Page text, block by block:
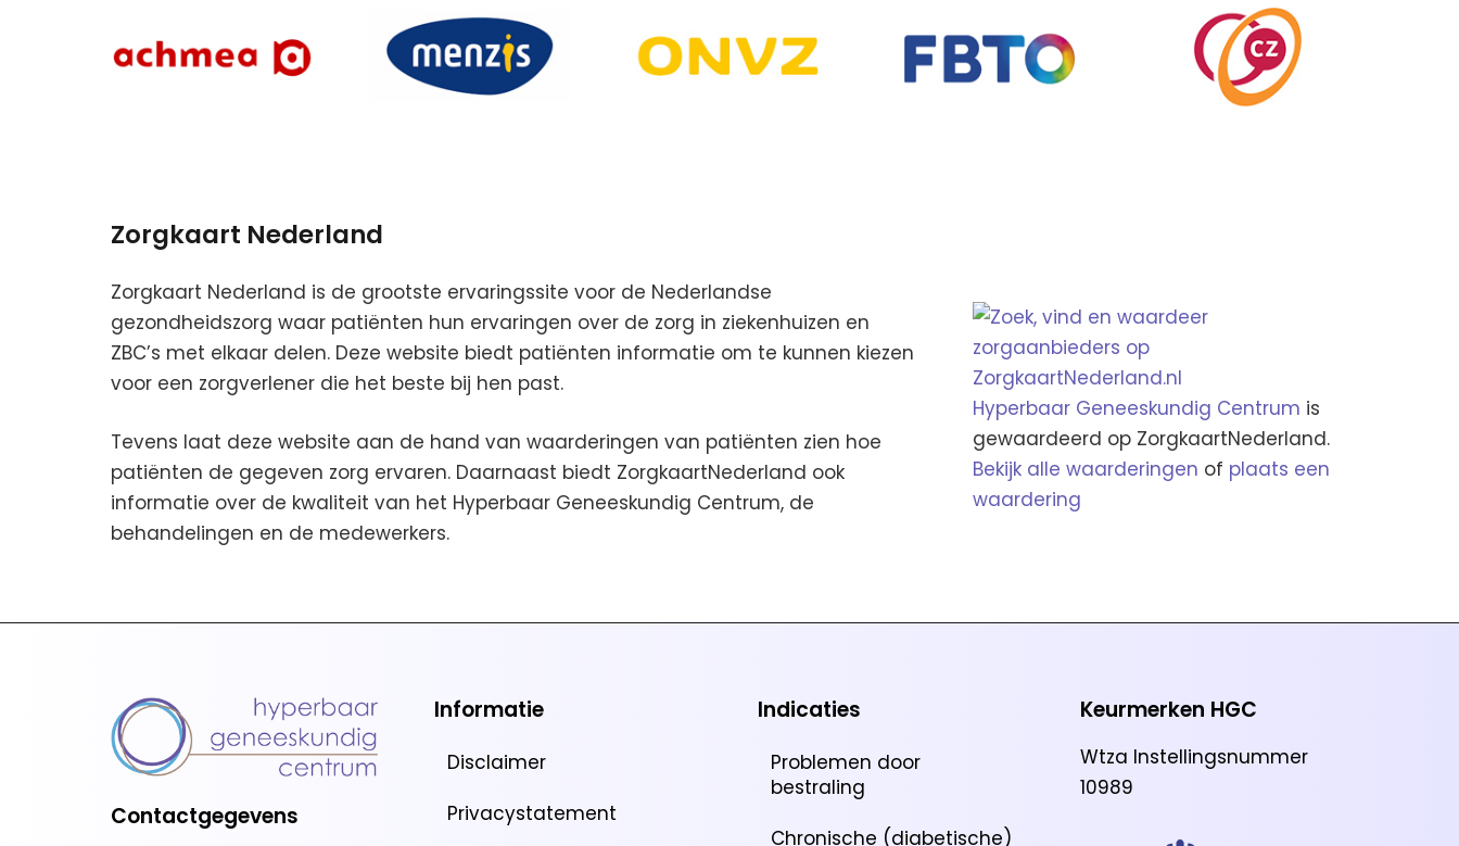
Zorgkaart Nederland
Zorgkaart Nederland is de grootste ervaringssite voor de Nederlandse
gezondheidszorg waar patiënten hun ervaringen over de zorg in ziekenhuizen en
ZBC’s met elkaar delen. Deze website biedt patiënten informatie om te kunnen kiezen
voor een zorgverlener die het beste bij hen past.
Tevens laat deze website aan de hand van waarderingen van patiënten zien hoe
patiënten de gegeven zorg ervaren. Daarnaast biedt ZorgkaartNederland ook
informatie over de kwaliteit van het Hyperbaar Geneeskundig Centrum, de
behandelingen en de medewerkers.
Hyperbaar Geneeskundig Centrum is
gewaardeerd op ZorgkaartNederland.
Bekijk alle waarderingen of plaats een
waardering
Contactgegevens
Informatie
Disclaimer
Privacystatement
Indicaties
Problemen door
bestraling
Chronische (diabetische)
Keurmerken HGC
Wtza Instellingsnummer
10989